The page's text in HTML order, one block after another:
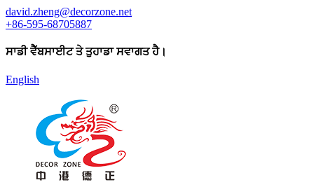
david.zheng@decorzone.net
+86-595-68705887
ਸਾਡੀ ਵੈੱਬਸਾਈਟ ਤੇ ਤੁਹਾਡਾ ਸਵਾਗਤ ਹੈ।
English